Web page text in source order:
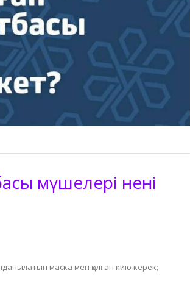
мүшелері нені
маска мен қолғап кию керек;